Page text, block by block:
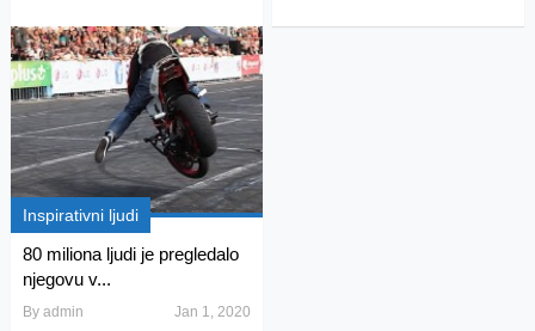
Inspirativni ljudi
80 miliona ljudi je pregledalo
njegovu v...
By admin Jan 1, 2020